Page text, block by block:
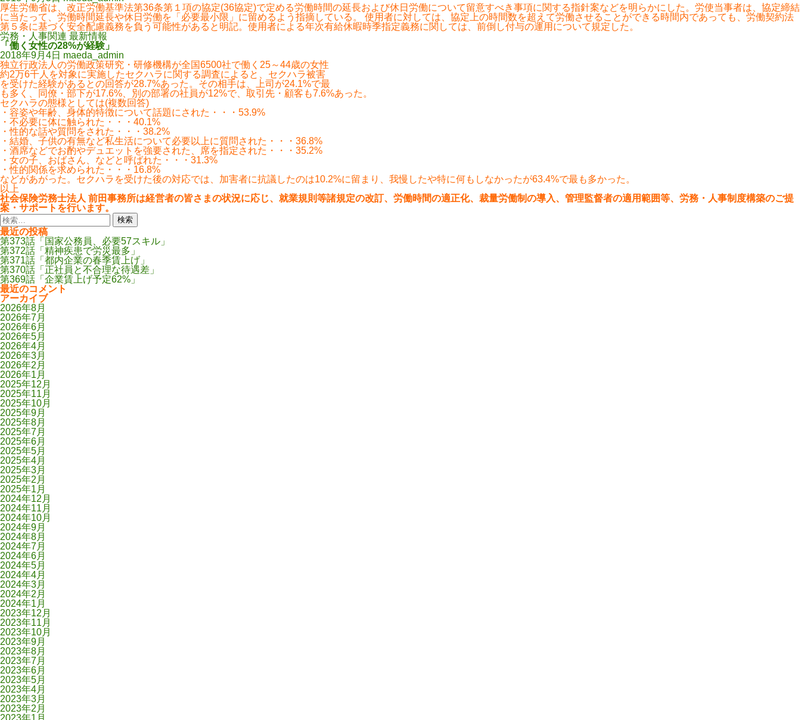
厚生労働省は、改正労働基準法第36条第１項の協定(36協定)で定める労働時間の延長および休日労働について留意すべき事項に関する指針案などを明らかにした。労使当事者は、協定締結
に当たって、労働時間延長や休日労働を「必要最小限」に留めるよう指摘している。 使用者に対しては、協定上の時間数を超えて労働させることができる時間内であっても、労働契約法
第５条に基づく安全配慮義務を負う可能性があると明記。使用者による年次有給休暇時季指定義務に関しては、前倒し付与の運用について規定した。
労務・人事関連 最新情報
「働く女性の28%が経験」
2018年9月4日 maeda_admin
独立行政法人の労働政策研究・研修機構が全国6500社で働く25～44歳の女性
約2万6千人を対象に実施したセクハラに関する調査によると、セクハラ被害
を受けた経験があるとの回答が28.7%あった。その相手は、上司が24.1%で最
も多く、同僚・部下が17.6%、別の部署の社員が12%で、取引先・顧客も7.6%あった。
セクハラの態様としては(複数回答)
・容姿や年齢、身体的特徴について話題にされた・・・53.9%
・不必要に体に触られた・・・40.1%
・性的な話や質問をされた・・・38.2%
・結婚、子供の有無など私生活について必要以上に質問された・・・36.8%
・酒席などでお酌やデュエットを強要された、席を指定された・・・35.2%
・女の子、おばさん、などと呼ばれた・・・31.3%
・性的関係を求められた・・・16.8%
などがあがった。セクハラを受けた後の対応では、加害者に抗議したのは10.2%に留まり、我慢したや特に何もしなかったが63.4%で最も多かった。
以上
社会保険労務士法人 前田事務所は経営者の皆さまの状況に応じ、就業規則等諸規定の改訂、労働時間の適正化、裁量労働制の導入、管理監督者の適用範囲等、労務・人事制度構築のご提
案・サポートを行います。
検
索:
最近の投稿
第373話「国家公務員、必要57スキル」
第372話「精神疾患で労災最多」
第371話「都内企業の春季賃上げ」
第370話「正社員と不合理な待遇差」
第369話「企業賃上げ予定62%」
最近のコメント
アーカイブ
2026年8月
2026年7月
2026年6月
2026年5月
2026年4月
2026年3月
2026年2月
2026年1月
2025年12月
2025年11月
2025年10月
2025年9月
2025年8月
2025年7月
2025年6月
2025年5月
2025年4月
2025年3月
2025年2月
2025年1月
2024年12月
2024年11月
2024年10月
2024年9月
2024年8月
2024年7月
2024年6月
2024年5月
2024年4月
2024年3月
2024年2月
2024年1月
2023年12月
2023年11月
2023年10月
2023年9月
2023年8月
2023年7月
2023年6月
2023年5月
2023年4月
2023年3月
2023年2月
2023年1月